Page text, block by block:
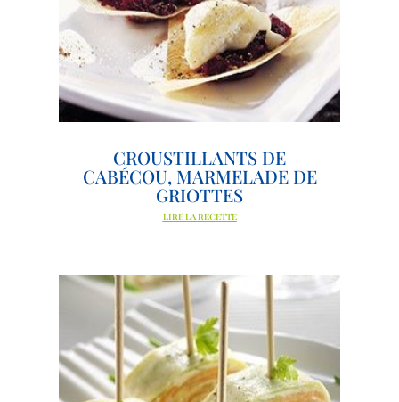
CROUSTILLANTS DE
CABÉCOU, MARMELADE DE
GRIOTTES
LIRE LA RECETTE